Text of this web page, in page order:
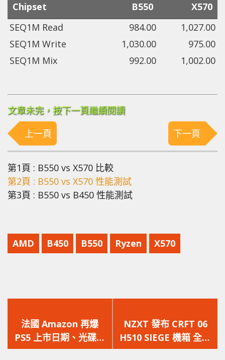
Chipset B550
X570
SEQ1M Read
984.00
1,027.00
SEQ1M Write
1,030.00
975.00
SEQ1M Mix
992.00 1,002.00
文章未完，按下一頁繼續閱讀
上一頁
下一頁
第1頁 : B550 vs X570 比較
第2頁 : B550 vs X570 性能測試
第3頁 : B550 vs B450 性能測試
AMD B450 B550 Ryzen X570
一
篇
文
法國 Amazon 再爆
PS5 上市日期、光碟版
與數位版價格
一
篇
文
NZXT 發布 CRFT 06
H510 SIEGE 機箱 全面
保護你的零組件免於敵